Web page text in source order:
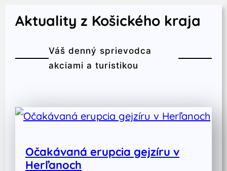
Aktuality z Košického kraja
Váš denný sprievodca
akciami a turistikou
Očakávaná erupcia gejzíru v
Herľanoch